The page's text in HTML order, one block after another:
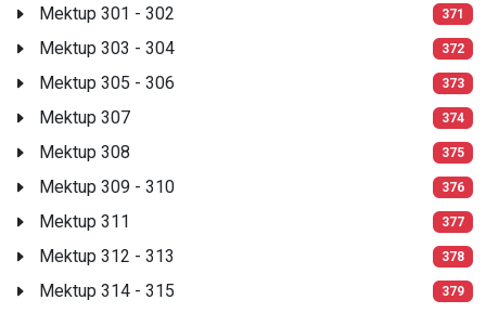
Mektup 301 - 302 371
Mektup 303 - 304 372
Mektup 305 - 306 373
Mektup 307 374
Mektup 308 375
Mektup 309 - 310 376
Mektup 311 377
Mektup 312 - 313 378
Mektup 314 - 315 379